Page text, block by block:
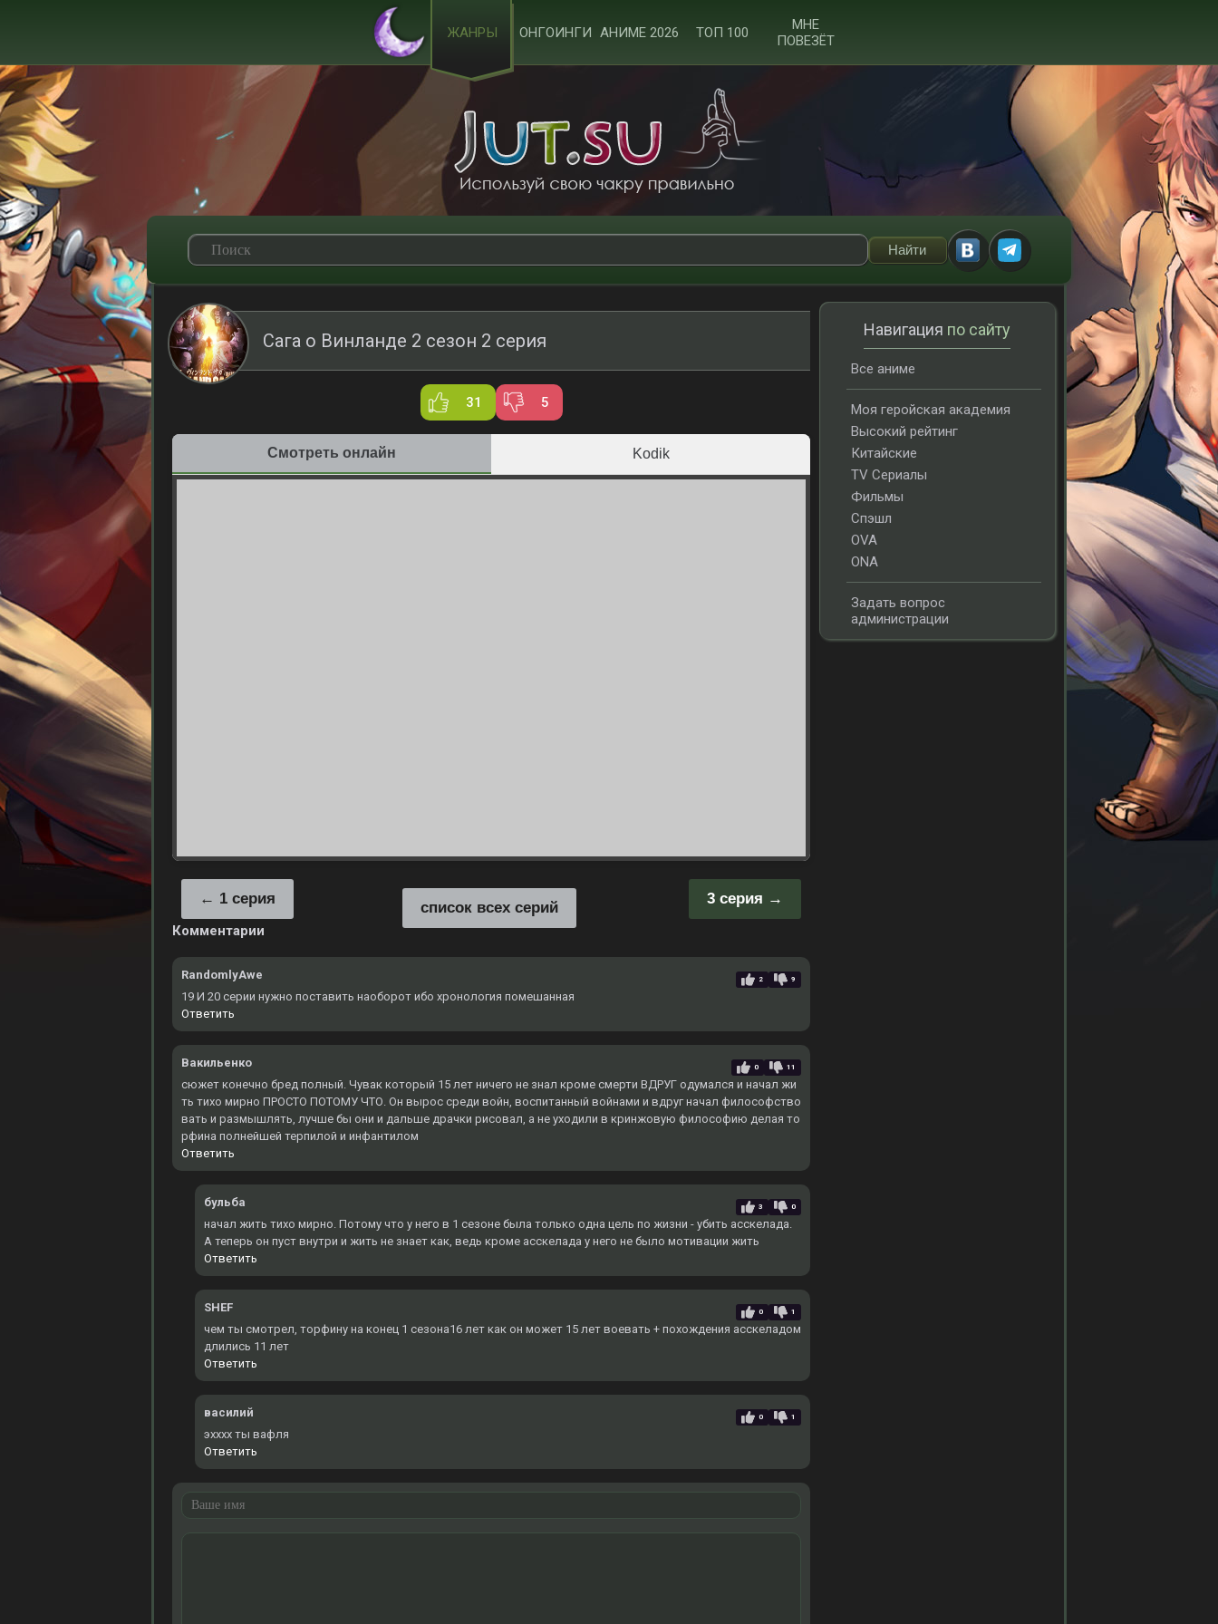
ЖАНРЫ ОНГОИНГИ АНИМЕ 2026 ТОП 100
МНЕ
ПОВЕЗЁТ
Сага о Винланде 2 сезон 2 серия
31 5
Смотреть онлайн Kodik
3 серия
1 серия
список всех серий
Комментарии
RandomlyAwe 2 9
19 И 20 серии нужно поставить наоборот ибо хронология помешанная
Ответить
Вакильенко 0 11
сюжет конечно бред полный. Чувак который 15 лет ничего не знал кроме смерти ВДРУГ одумался и начал жи
ть тихо мирно ПРОСТО ПОТОМУ ЧТО. Он вырос среди войн, воспитанный войнами и вдруг начал философство
вать и размышлять, лучше бы они и дальше драчки рисовал, а не уходили в кринжовую философию делая то
рфина полнейшей терпилой и инфантилом
Ответить
бульба 3 0
начал жить тихо мирно. Потому что у него в 1 сезоне была только одна цель по жизни - убить асскелада.
А теперь он пуст внутри и жить не знает как, ведь кроме асскелада у него не было мотивации жить
Ответить
SHEF 0 1
чем ты смотрел, торфину на конец 1 сезона16 лет как он может 15 лет воевать + похождения асскеладом
длились 11 лет
Ответить
василий 0 1
эхххх ты вафля
Ответить
Навигация по сайту
Все аниме
Моя геройская академия
Высокий рейтинг
Китайские
TV Сериалы
Фильмы
Спэшл
OVA
ONA
Задать вопрос
администрации